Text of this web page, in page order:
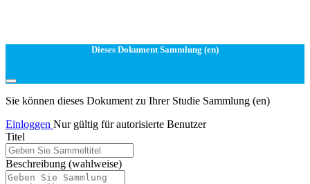
Dieses Dokument Sammlung (en)
Sie können dieses Dokument zu Ihrer Studie Sammlung (en)
Einloggen Nur gültig für autorisierte Benutzer
Titel
Beschreibung (wahlweise)